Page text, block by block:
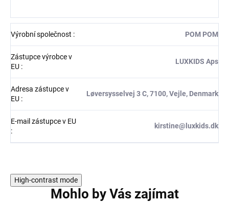
Výrobní společnost : POM POM
Zástupce výrobce v
EU :
LUXKIDS Aps
Adresa zástupce v
EU :
Løversysselvej 3 C, 7100, Vejle, Denmark
E-mail zástupce v EU
:
kirstine@luxkids.dk
High-contrast mode
Mohlo by Vás zajímat